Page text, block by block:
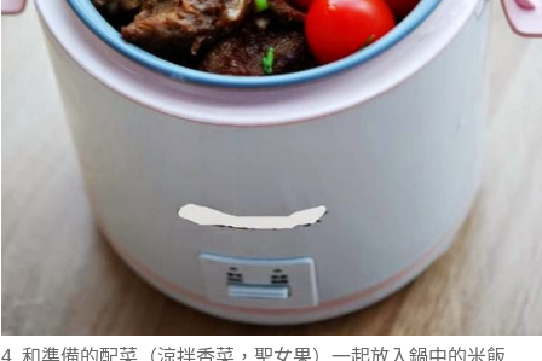
4. 和準備的配菜（涼拌香菜，聖女果）一起放入鍋中的米飯